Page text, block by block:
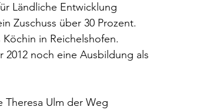
Ländliche Entwicklung
Zuschuss über 30 Prozent.
in Reichelshofen.
2012 noch eine Ausbildung als
Ulm der Weg